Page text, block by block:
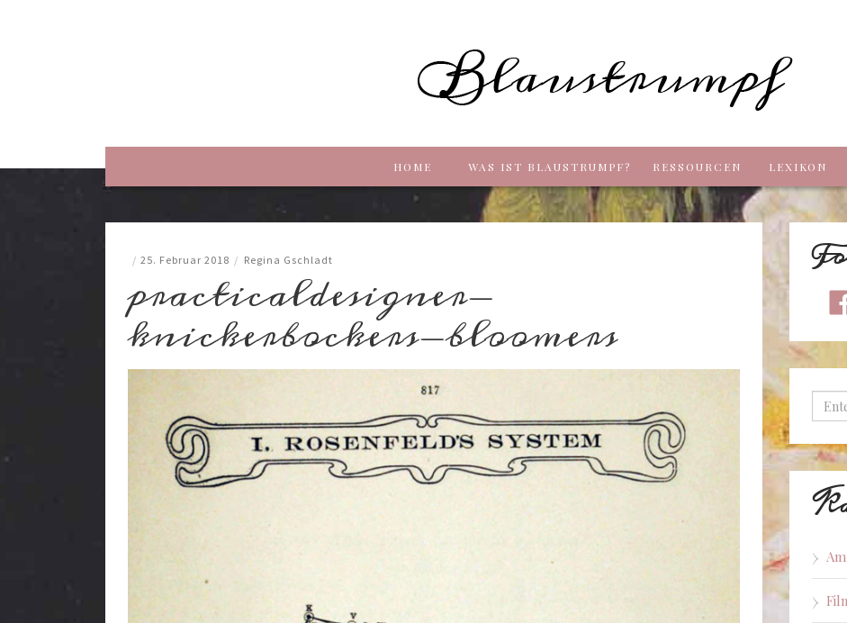
HOME WAS IST BLAUSTRUMPF? RESSOURCEN LEXIKON
/ 25. Februar 2018 / Regina Gschladt
practicaldesigner-
knickerbockers-bloomers